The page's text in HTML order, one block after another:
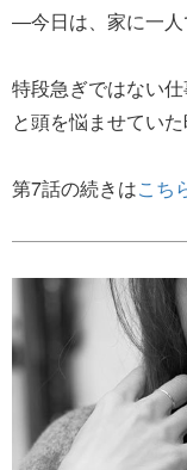
―今日は、家に一
特段急ぎではない
と頭を悩ませていた
第7話の続きはこち